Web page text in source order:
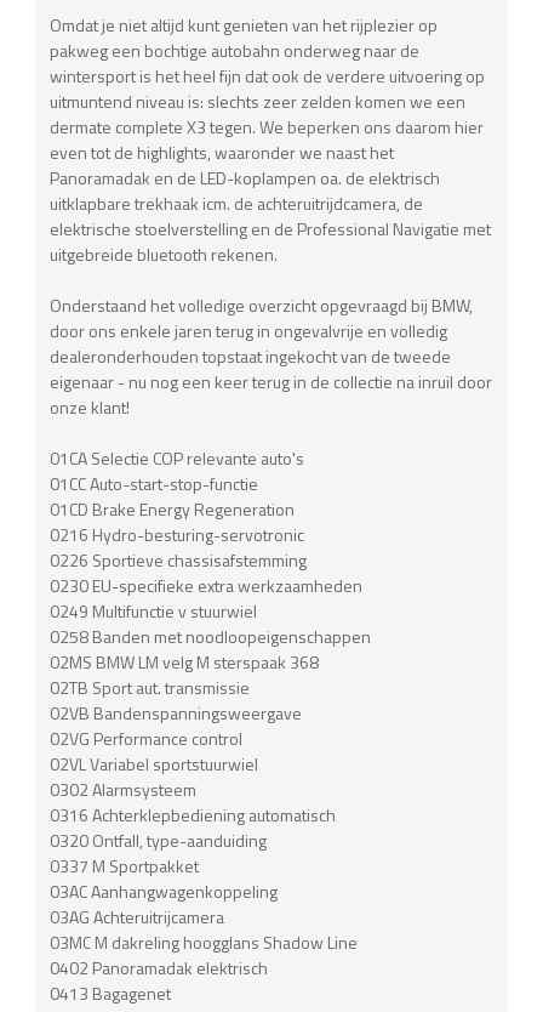
Omdat je niet altijd kunt genieten van het rijplezier op
pakweg een bochtige autobahn onderweg naar de
wintersport is het heel fijn dat ook de verdere uitvoering op
uitmuntend niveau is: slechts zeer zelden komen we een
dermate complete X3 tegen. We beperken ons daarom hier
even tot de highlights, waaronder we naast het
Panoramadak en de LED-koplampen oa. de elektrisch
uitklapbare trekhaak icm. de achteruitrijdcamera, de
elektrische stoelverstelling en de Professional Navigatie met
uitgebreide bluetooth rekenen.
Onderstaand het volledige overzicht opgevraagd bij BMW,
door ons enkele jaren terug in ongevalvrije en volledig
dealeronderhouden topstaat ingekocht van de tweede
eigenaar - nu nog een keer terug in de collectie na inruil door
onze klant!
01CA Selectie COP relevante auto's
01CC Auto-start-stop-functie
01CD Brake Energy Regeneration
0216 Hydro-besturing-servotronic
0226 Sportieve chassisafstemming
0230 EU-specifieke extra werkzaamheden
0249 Multifunctie v stuurwiel
0258 Banden met noodloopeigenschappen
02MS BMW LM velg M sterspaak 368
02TB Sport aut. transmissie
02VB Bandenspanningsweergave
02VG Performance control
02VL Variabel sportstuurwiel
0302 Alarmsysteem
0316 Achterklepbediening automatisch
0320 Ontfall, type-aanduiding
0337 M Sportpakket
03AC Aanhangwagenkoppeling
03AG Achteruitrijcamera
03MC M dakreling hoogglans Shadow Line
0402 Panoramadak elektrisch
0413 Bagagenet